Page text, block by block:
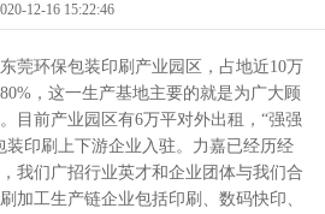
12-16 15:22:46
莞环保包装印刷产业园区，占地近10万
，这一生产基地主要的就是为广大顾
目前产业园区有6万平对外出租， “强强
装印刷上下游企业入驻。力嘉已经历经
我们广招行业英才和企业团体与我们合
加工生产链企业包括印刷、数码快印、